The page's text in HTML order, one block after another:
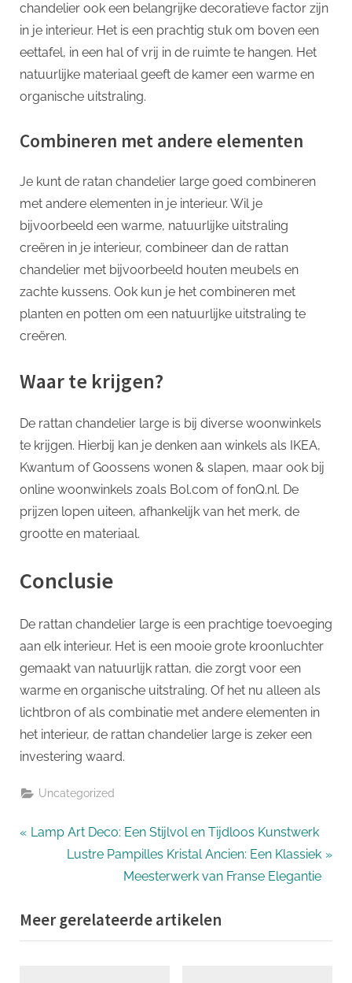
chandelier ook een belangrijke decoratieve factor zijn
in je interieur. Het is een prachtig stuk om boven een
eettafel, in een hal of vrij in de ruimte te hangen. Het
natuurlijke materiaal geeft de kamer een warme en
organische uitstraling.
Combineren met andere elementen
Je kunt de ratan chandelier large goed combineren
met andere elementen in je interieur. Wil je
bijvoorbeeld een warme, natuurlijke uitstraling
creëren in je interieur, combineer dan de rattan
chandelier met bijvoorbeeld houten meubels en
zachte kussens. Ook kun je het combineren met
planten en potten om een natuurlijke uitstraling te
creëren.
Waar te krijgen?
De rattan chandelier large is bij diverse woonwinkels
te krijgen. Hierbij kan je denken aan winkels als IKEA,
Kwantum of Goossens wonen & slapen, maar ook bij
online woonwinkels zoals Bol.com of fonQ.nl. De
prijzen lopen uiteen, afhankelijk van het merk, de
grootte en materiaal.
Conclusie
De rattan chandelier large is een prachtige toevoeging
aan elk interieur. Het is een mooie grote kroonluchter
gemaakt van natuurlijk rattan, die zorgt voor een
warme en organische uitstraling. Of het nu alleen als
lichtbron of als combinatie met andere elementen in
het interieur, de rattan chandelier large is zeker een
investering waard.
Uncategorized
Bericht
P
i
o
Lamp Art Deco: Een Stijlvol en Tijdloos Kunstwerk
N
t
P
Lustre Pampilles Kristal Ancien: Een Klassiek
Meesterwerk van Franse Elegantie
Meer gerelateerde artikelen